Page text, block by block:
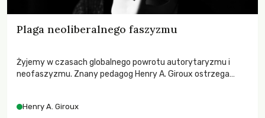
Plaga neoliberalnego faszyzmu
Żyjemy w czasach globalnego powrotu autorytaryzmu i
neofaszyzmu. Znany pedagog Henry A. Giroux ostrzega
wychowają świadomych obywateli?
Henry A. Giroux